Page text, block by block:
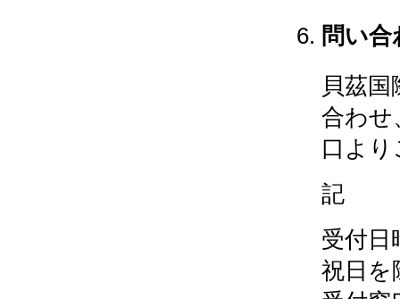
問い合
貝茲
合わせ
口よ
記
受付日
祝日を